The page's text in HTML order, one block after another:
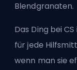
Blendgranaten.
Das Ding bei
für jede
wenn man sie